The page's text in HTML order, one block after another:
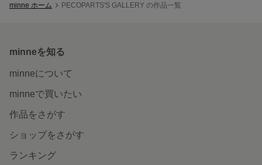
minne ホーム PECOPARTS'S GALLERY の作品一覧
minneを知る
minneについて
minneで買いたい
作品をさがす
ショップをさがす
ランキング